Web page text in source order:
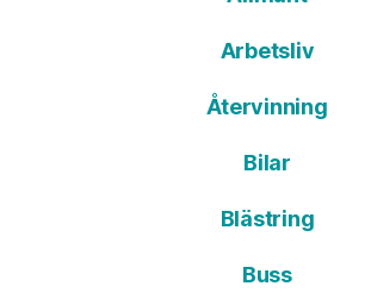
Arbetsliv
Återvinning
Bilar
Blästring
Buss